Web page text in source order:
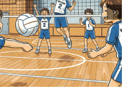
西部小学校の東棟ができました